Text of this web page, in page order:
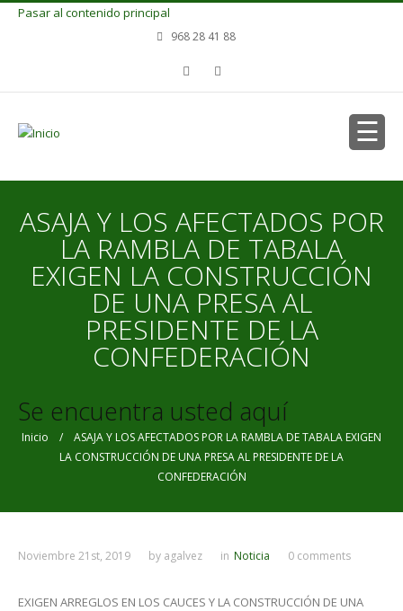
Pasar al contenido principal
968 28 41 88
ASAJA Y LOS AFECTADOS POR
LA RAMBLA DE TABALA
EXIGEN LA CONSTRUCCIÓN
DE UNA PRESA AL
PRESIDENTE DE LA
CONFEDERACIÓN
Se encuentra usted aquí
Inicio / ASAJA Y LOS AFECTADOS POR LA RAMBLA DE TABALA EXIGEN
LA CONSTRUCCIÓN DE UNA PRESA AL PRESIDENTE DE LA
CONFEDERACIÓN
Noviembre 21st, 2019 by agalvez in Noticia 0 comments
EXIGEN ARREGLOS EN LOS CAUCES Y LA CONSTRUCCIÓN DE UNA